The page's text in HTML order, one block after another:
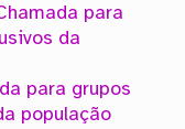
para
da
para grupos
população